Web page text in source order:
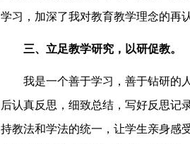
学习，加深了我对教育教学理念的再
三、立足教学研究，以研促教。
我是一个善于学习，善于钻研的
后认真反思，细致总结，写好反思记
持教法和学法的统一，让学生亲身感